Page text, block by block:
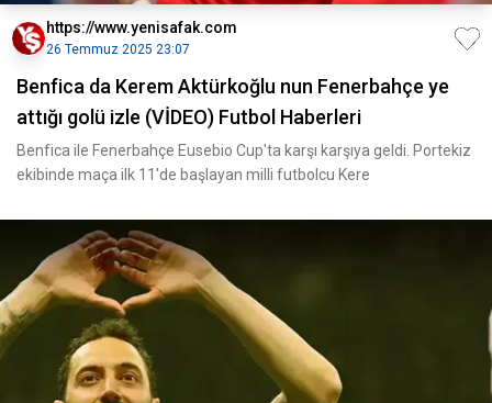
https://www.yenisafak.com
26 Temmuz 2025 23:07
Benfica da Kerem Aktürkoğlu nun Fenerbahçe ye
attığı golü izle (VİDEO) Futbol Haberleri
Benfica ile Fenerbahçe Eusebio Cup'ta karşı karşıya geldi. Portekiz
ekibinde maça ilk 11'de başlayan milli futbolcu Kere